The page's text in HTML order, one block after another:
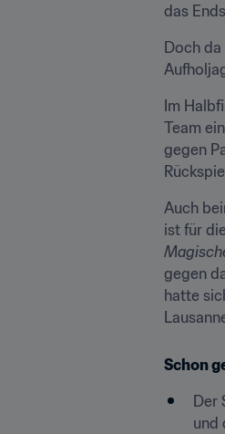
das
Doch
Im
Team
gegen
Auch
gegen
hatte
Schon
Der
und